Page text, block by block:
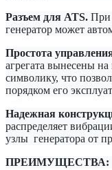
Разъем для ATS. При
генератор может
Простота
агрегата вынесены
символику, что
порядком его
Надежная
распределяет
узлы генератора от
ПРЕИМУЩЕСТВА: